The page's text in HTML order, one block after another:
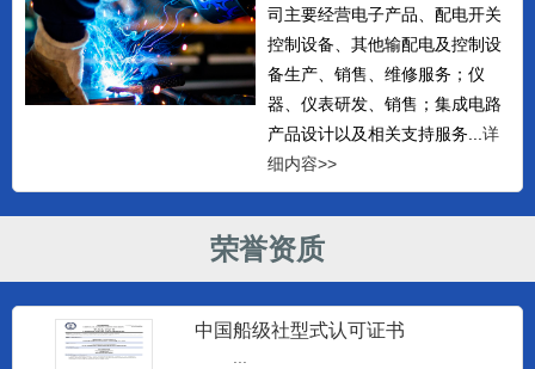
司主要经营电子产品、配电开关
控制设备、其他输配电及控制设
备生产、销售、维修服务；仪
器、仪表研发、销售；集成电路
产品设计以及相关支持服务...详
细内容>>
荣誉资质
中国船级社型式认可证书
...